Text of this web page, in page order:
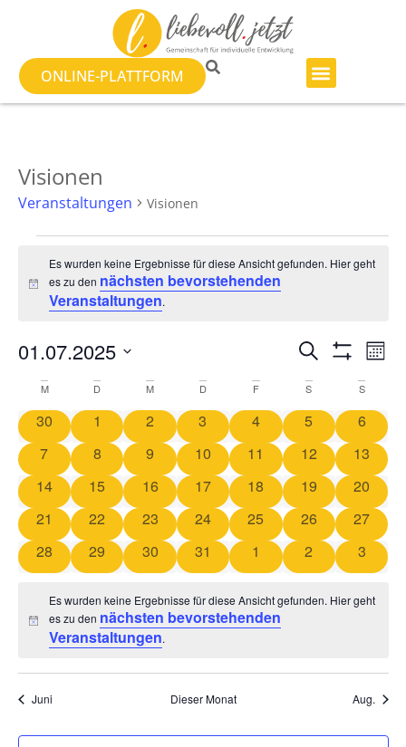
ONLINE-PLATTFORM
Visionen
Veranstaltungen Visionen
Hinweis
Es wurden keine Ergebnisse für diese Ansicht gefunden. Hier geht
es zu den nächsten bevorstehenden
Veranstaltungen.
Suche
und
SUCHE
01.07.2025
wählen.
Kalender
von
Veranstaltungen
M D M D F S S
0 Veranstaltungen
30 0 Veranstaltungen
1 0 Veranstaltungen
2 0 Veranstaltungen
3 0 Veranstaltungen
4 0
5 0
6
0 Veranstaltungen
7 0 Veranstaltungen
8 0 Veranstaltungen
9 0 Veranstaltungen
10 0 Veranstaltungen
11 0
12 0
13
0 Veranstaltungen
14 0 Veranstaltungen
15 0 Veranstaltungen
16 0 Veranstaltungen
17 0 Veranstaltungen
18 0
19 0
20
0 Veranstaltungen
21 0 Veranstaltungen
22 0 Veranstaltungen
23 0 Veranstaltungen
24 0 Veranstaltungen
25 0
26 0
27
0 Veranstaltungen
28 0 Veranstaltungen
29 0 Veranstaltungen
30 0 Veranstaltungen
31 0 Veranstaltungen
1 0
2 0
3
Hinweis
Es wurden keine Ergebnisse für diese Ansicht gefunden. Hier geht
es zu den nächsten bevorstehenden
Veranstaltungen.
Juni Dieser Monat Aug.